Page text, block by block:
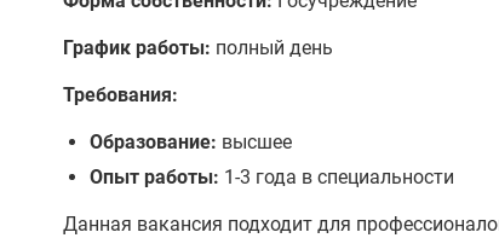
График работы: полный день
Требования:
Образование: высшее
Опыт работы: 1-3 года в специальности
Данная вакансия подходит для